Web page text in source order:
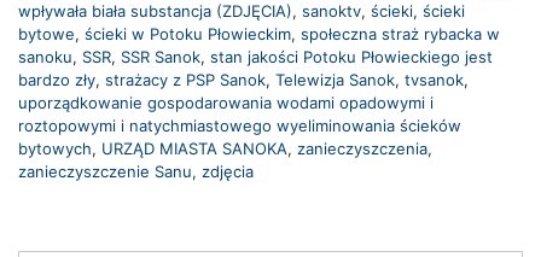
wpływała biała substancja (ZDJĘCIA), sanoktv, ścieki, ścieki
bytowe, ścieki w Potoku Płowieckim, społeczna straż rybacka w
sanoku, SSR, SSR Sanok, stan jakości Potoku Płowieckiego jest
bardzo zły, strażacy z PSP Sanok, Telewizja Sanok, tvsanok,
uporządkowanie gospodarowania wodami opadowymi i
roztopowymi i natychmiastowego wyeliminowania ścieków
bytowych, URZĄD MIASTA SANOKA, zanieczyszczenia,
zanieczyszczenie Sanu, zdjęcia